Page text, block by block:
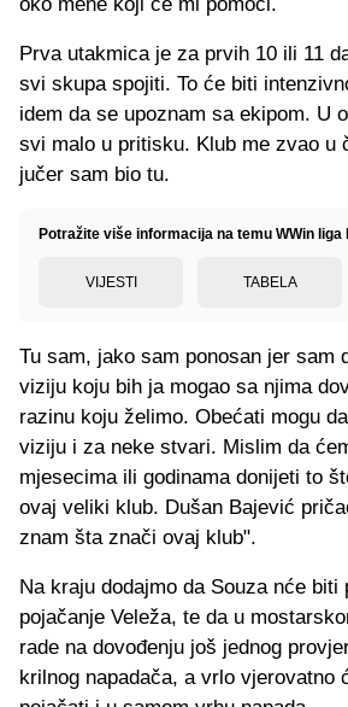
Prva utakmica je za prvih 10 ili 11
svi skupa spojiti. To će biti
idem da se upoznam sa ekipom. U
svi malo u pritisku. Klub me zvao u
jučer sam bio tu.
Potražite više informacija na temu WWin liga
VIJESTI TABELA
Tu sam, jako sam ponosan jer sam
viziju koju bih ja mogao sa njima
razinu koju želimo. Obećati mogu
viziju i za neke stvari. Mislim da
mjesecima ili godinama donijeti to
ovaj veliki klub. Dušan Bajević
znam šta znači ovaj klub".
Na kraju dodajmo da Souza nće biti
pojačanje Veleža, te da u
rade na dovođenju još jednog
krilnog napadača, a vrlo vjerovatno